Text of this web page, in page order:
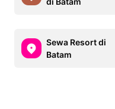
Sewa Resort di
Batam